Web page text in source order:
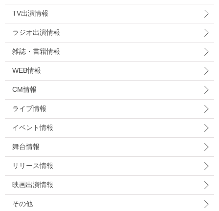
TV出演情報
ラジオ出演情報
雑誌・書籍情報
WEB情報
CM情報
ライブ情報
イベント情報
舞台情報
リリース情報
映画出演情報
その他